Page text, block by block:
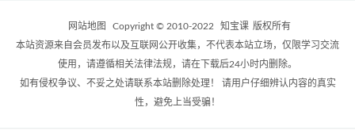
网站地图 Copyright © 2010-2022 知宝课 版权所有
本站资源来自会员发布以及互联网公开收集，不代表本站立场，仅限学习交流
使用，请遵循相关法律法规，请在下载后24小时内删除。
如有侵权争议、不妥之处请联系本站删除处理！ 请用户仔细辨认内容的真实
性，避免上当受骗！